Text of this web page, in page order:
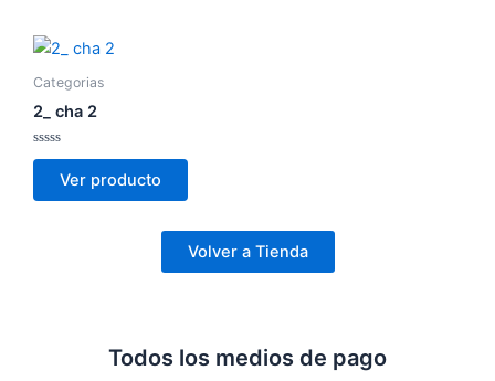
Categorias
2_ cha 2
Valorado
de
Ver producto
Volver a Tienda
Todos los medios de pago